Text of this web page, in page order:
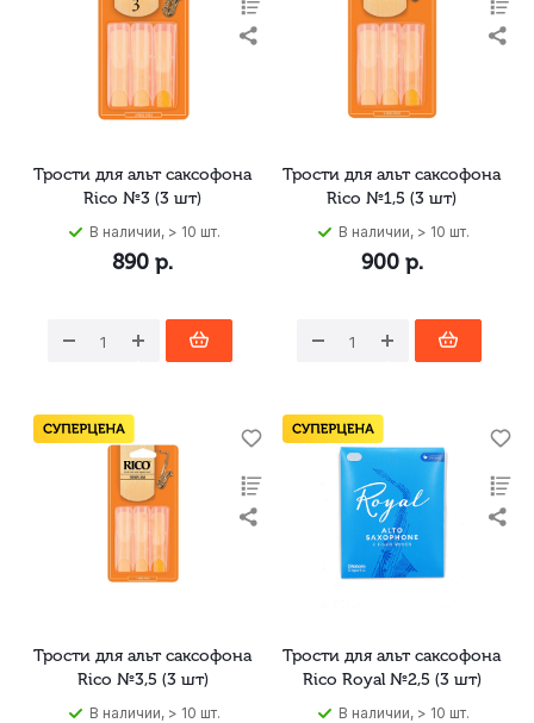
Трости для альт саксофона
Rico №3 (3 шт)
В наличии, > 10 шт.
890 р.
Трости для альт саксофона
Rico №1,5 (3 шт)
В наличии, > 10 шт.
900р.
Трости для альт саксофона
Rico №3,5 (3 шт)
В наличии, > 10 шт.
Трости для альт саксофона
Rico Royal №2,5 (3 шт)
В наличии, > 10 шт.